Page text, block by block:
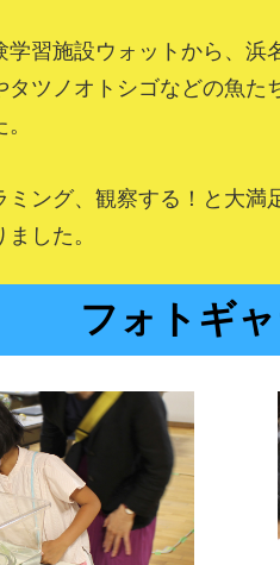
学習施設ウォットから、浜
タツノオトシゴなどの魚た
ミング、観察する！と大満
した。
フォトギ